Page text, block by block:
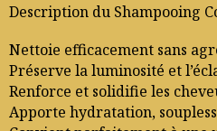
Description du Shampooing
Nettoie efficacement sans
Préserve la luminosité et
Renforce et solidifie les
Apporte hydratation,